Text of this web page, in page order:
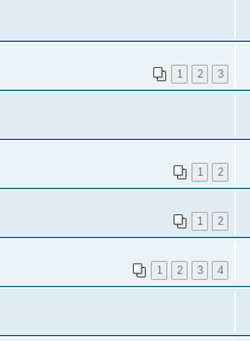
1 2 3
1 2
1 2
1 2 3 4